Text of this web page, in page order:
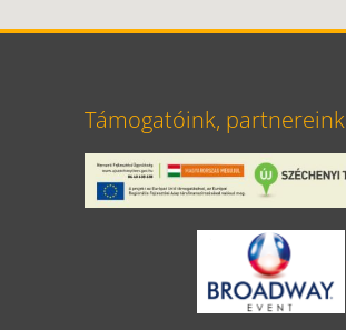
Támogatóink, partnereink